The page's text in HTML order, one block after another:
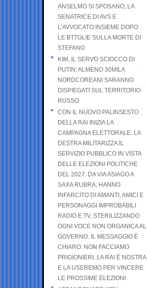
ANSELMO SI SPOSANO; LA
SENATRICE DI AVS E
L’AVVOCATO INSIEME DOPO
LE BTTGLIE SULLA MORTE DI
STEFANO
KIM, IL SERVO SCIOCCO DI
PUTIN: ALMENO 30MILA
NORDCOREANI SARANNO
DISPIEGATI SUL TERRITORIO
RUSSO
CON IL NUOVO PALINSESTO
DELLA RAI INIZIA LA
CAMPAGNA ELETTORALE. LA
DESTRA MILITARIZZA IL
SERVIZIO PUBBLICO IN VISTA
DELLE ELEZIONI POLITICHE
DEL 2027: DA VIA ASIAGO A
SAXA RUBRA, HANNO
INFARCITO DI AMANTI, AMICI E
PERSONAGGI IMPROBABILI
RADIO E TV, STERILIZZANDO
OGNI VOCE NON ORGANICA AL
GOVERNO. IL MESSAGGIO È
CHIARO: NON FACCIAMO
PRIGIONIERI. LA RAI È NOSTRA
E LA USEREMO PER VINCERE
LE PROSSIME ELEZIONI